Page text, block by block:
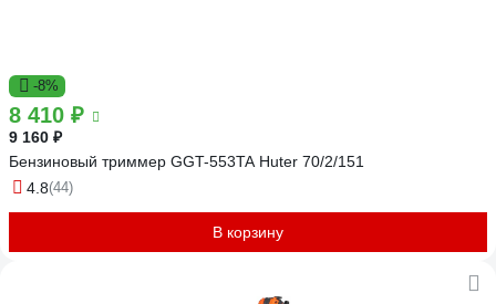
-8%
8 410 ₽
9 160 ₽
Бензиновый триммер GGT-553TA Huter 70/2/151
4.8(44)
В корзину